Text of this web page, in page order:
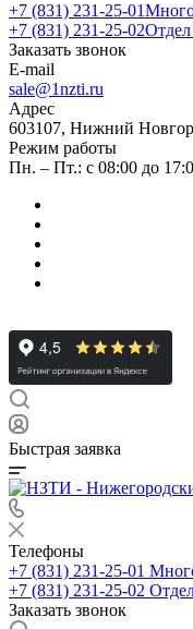
+7 (831) 231-25-01
+7 (831) 231-25-02
Заказать звонок
E-mail
sale@1nzti.ru
Адрес
603107, Нижний
Режим работы
Пн. – Пт.: с 08:00 до
Быстрая заявка
Телефоны
+7 (831) 231-25-01
+7 (831) 231-25-02
Заказать звонок